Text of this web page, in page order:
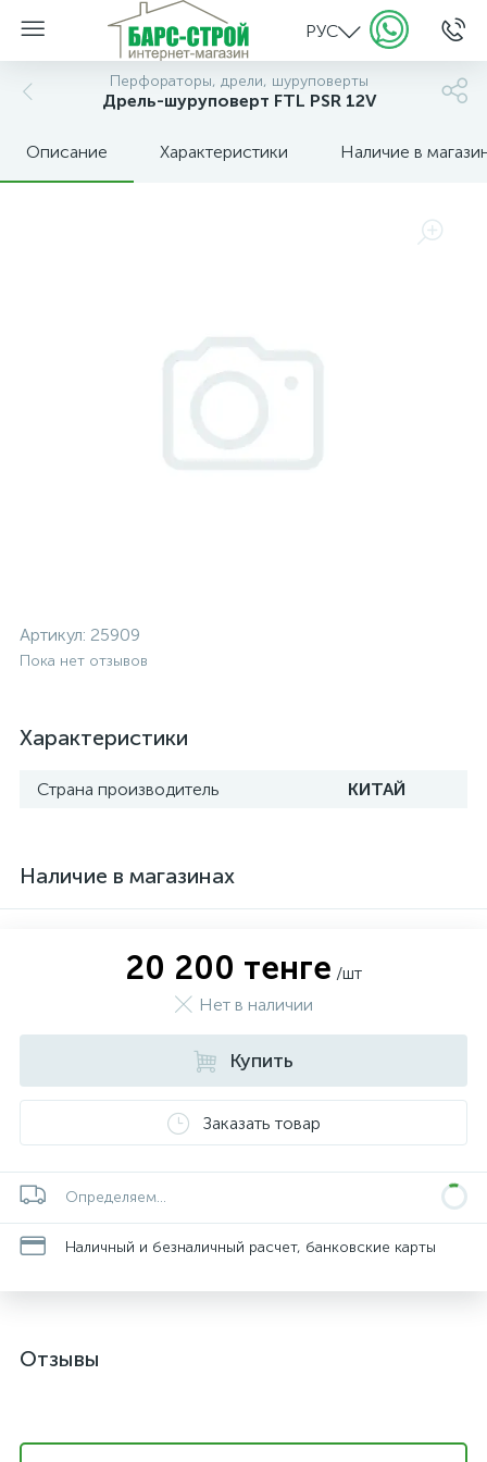
РУС
Перфораторы, дрели, шуруповерты
Дрель-шуруповерт FTL PSR 12V
Описание Характеристики Наличие в
Артикул: 25909
Пока нет отзывов
Характеристики
Страна производитель КИТАЙ
Наличие в магазинах
20 200 тенге /шт
Нет в наличии
Купить
Заказать товар
Определяем...
Наличный и безналичный расчет, банковские карты
Отзывы